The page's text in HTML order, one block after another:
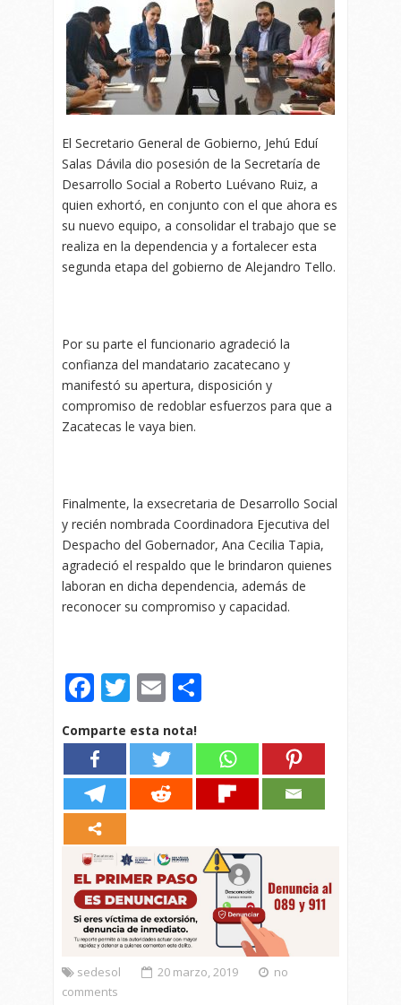
El Secretario General de Gobierno, Jehú Eduí
Salas Dávila dio posesión de la Secretaría de
Desarrollo Social a Roberto Luévano Ruiz, a
quien exhortó, en conjunto con el que ahora es
su nuevo equipo, a consolidar el trabajo que se
realiza en la dependencia y a fortalecer esta
segunda etapa del gobierno de Alejandro Tello.
Por su parte el funcionario agradeció la
confianza del mandatario zacatecano y
manifestó su apertura, disposición y
compromiso de redoblar esfuerzos para que a
Zacatecas le vaya bien.
Finalmente, la exsecretaria de Desarrollo Social
y recién nombrada Coordinadora Ejecutiva del
Despacho del Gobernador, Ana Cecilia Tapia,
agradeció el respaldo que le brindaron quienes
laboran en dicha dependencia, además de
reconocer su compromiso y capacidad.
Facebook
Twitter
Email
Comparte esta nota!
sedesol 20 marzo, 2019
no
comments